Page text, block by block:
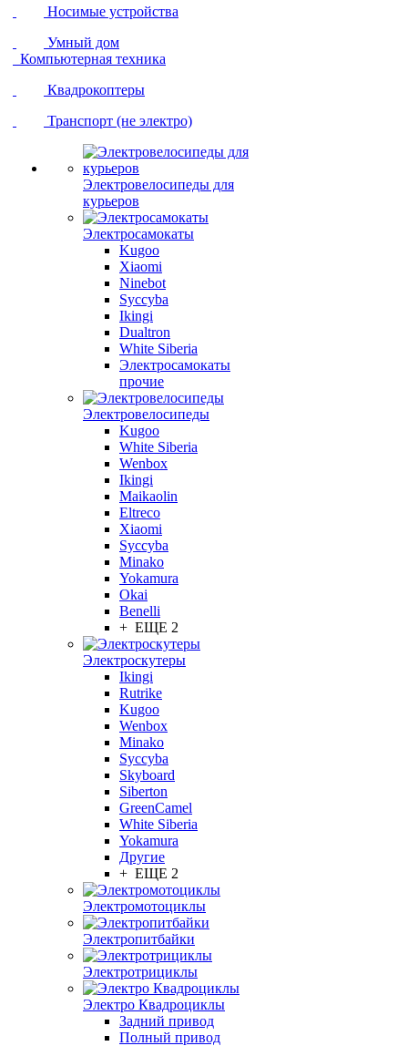
Носимые устройства
Умный дом
Компьютерная техника
Квадрокоптеры
Транспорт (не электро)
Электровелосипеды для
курьеров
Электросамокаты
Kugoo
Xiaomi
Ninebot
Syccyba
Ikingi
Dualtron
White Siberia
Электросамокаты
прочие
Электровелосипеды
Kugoo
White Siberia
Wenbox
Ikingi
Maikaolin
Eltreco
Xiaomi
Syccyba
Minako
Yokamura
Okai
Benelli
+ ЕЩЕ 2
Электроскутеры
Ikingi
Rutrike
Kugoo
Wenbox
Minako
Syccyba
Skyboard
Siberton
GreenCamel
White Siberia
Yokamura
Другие
+ ЕЩЕ 2
Электромотоциклы
Электропитбайки
Электротрициклы
Электро Квадроциклы
Задний привод
Полный привод